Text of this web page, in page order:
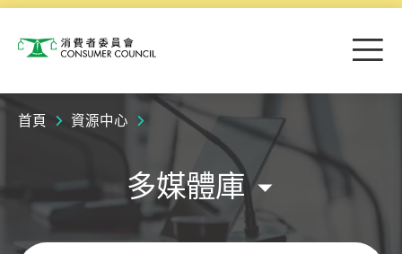
消費者委員會 目
首頁 資源中心
多媒體庫